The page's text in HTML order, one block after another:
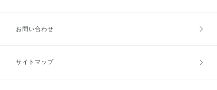
お支払方法
キャンセル・返品・交換
お問い合わせ
サイトマップ